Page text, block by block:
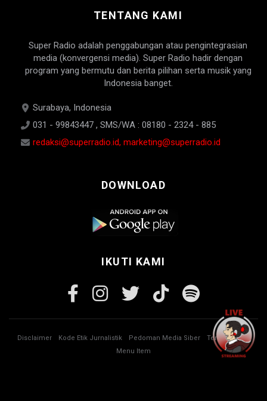
TENTANG KAMI
Super Radio adalah penggabungan atau pengintegrasian
media (konvergensi media). Super Radio hadir dengan
program yang bermutu dan berita pilihan serta musik yang
Indonesia banget.
Surabaya, Indonesia
031 - 99843447 , SMS/WA : 08180 - 2324 - 885
redaksi@superradio.id, marketing@superradio.id
DOWNLOAD
IKUTI KAMI
Disclaimer Kode Etik Jurnalistik Pedoman Media Siber
Tentang Kami
Menu Item